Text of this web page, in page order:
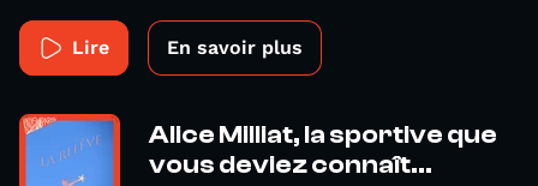
Lire En savoir plus
Alice Milliat, la sportive que
vous deviez connaît...